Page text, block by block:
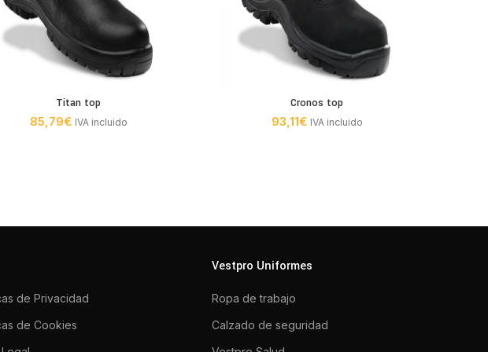
Titan top
85,79€ IVA incluido
Cronos top
93,11€ IVA incluido
de Privacidad
de Cookies
Vestpro Uniformes
Ropa de trabajo
Calzado de seguridad